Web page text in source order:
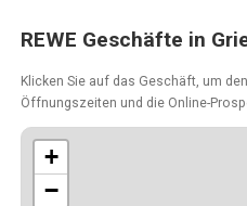
REWE Geschäfte in
Klicken Sie auf das Geschäft, um
Öffnungszeiten und die Online-
+
−